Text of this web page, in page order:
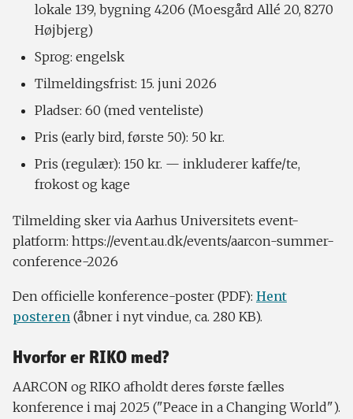
lokale 139, bygning 4206 (Moesgård Allé 20, 8270
Højbjerg)
Sprog: engelsk
Tilmeldingsfrist: 15. juni 2026
Pladser: 60 (med venteliste)
Pris (early bird, første 50): 50 kr.
Pris (regulær): 150 kr. — inkluderer kaffe/te,
frokost og kage
Tilmelding sker via Aarhus Universitets event-
platform: https://event.au.dk/events/aarcon-summer-
conference-2026
Den officielle konference-poster (PDF): Hent
posteren (åbner i nyt vindue, ca. 280 KB).
Hvorfor er RIKO med?
AARCON og RIKO afholdt deres første fælles
konference i maj 2025 ("Peace in a Changing World").